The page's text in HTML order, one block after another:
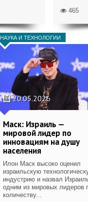
465
НАУКА И ТЕХНОЛОГИИ
20.05.2026
Маск: Израиль —
мировой лидер по
инновациям на душу
населения
Илон Маск высоко оценил
израильскую
индустрию и назвал
одним из мировых лидеров
количеству...